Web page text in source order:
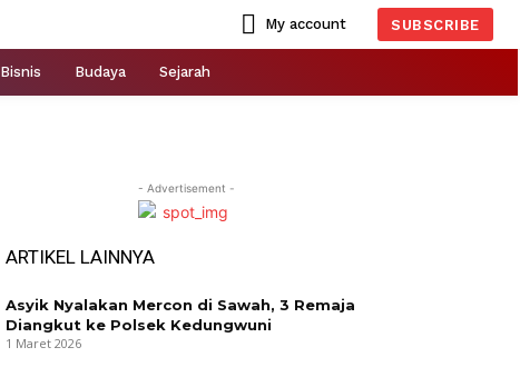
My account SUBSCRIBE
Bisnis Budaya Sejarah
- Advertisement -
ARTIKEL LAINNYA
Asyik Nyalakan Mercon di Sawah, 3 Remaja
Diangkut ke Polsek Kedungwuni
1 Maret 2026